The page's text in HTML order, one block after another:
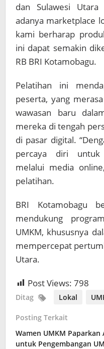
dan Sulawesi
adanya marketplace
kami berharap
ini dapat semakin
RB BRI Kotamobagu.
Pelatihan ini
peserta, yang
wawasan baru
mereka di tengah
di pasar digital.
percaya diri untuk
melalui media
pelatihan.
BRI Kotamobagu
mendukung
UMKM, khususnya
mempercepat
Utara.
Post Views: 798
Ditag Lokal
Posting Terkait
Wamen UMKM
untuk Pengembangan